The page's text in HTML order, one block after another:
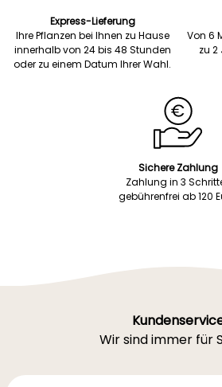
Express-Lieferung
Ihre Pflanzen bei Ihnen zu Hause
innerhalb von 24 bis 48 Stunden
oder zu einem Datum Ihrer Wahl.
Von 6
zu
Sichere Zahlung
Zahlung in 3
gebührenfrei ab 120
Wir sind immer für